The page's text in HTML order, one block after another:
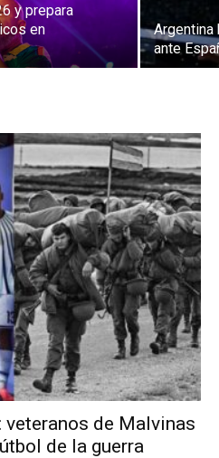
y prepara
en
Argentina
ante
veteranos de Malvinas
de la guerra